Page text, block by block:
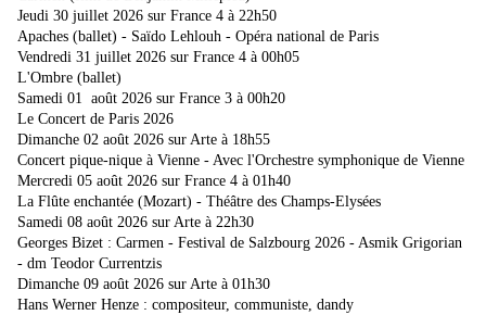
Jeudi 30 juillet 2026 sur France 4 à 22h50
Apaches (ballet) - Saïdo Lehlouh - Opéra national de Paris
Vendredi 31 juillet 2026 sur France 4 à 00h05
L'Ombre (ballet)
Samedi 01 août 2026 sur France 3 à 00h20
Le Concert de Paris 2026
Dimanche 02 août 2026 sur Arte à 18h55
Concert pique-nique à Vienne - Avec l'Orchestre symphonique de Vienne
Mercredi 05 août 2026 sur France 4 à 01h40
La Flûte enchantée (Mozart) - Théâtre des Champs-Elysées
Samedi 08 août 2026 sur Arte à 22h30
Georges Bizet : Carmen - Festival de Salzbourg 2026 - Asmik Grigorian
- dm Teodor Currentzis
Dimanche 09 août 2026 sur Arte à 01h30
Hans Werner Henze : compositeur, communiste, dandy